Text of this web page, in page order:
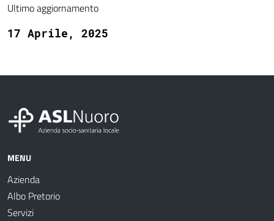
Ultimo aggiornamento
17 Aprile, 2025
MENU
Azienda
Albo Pretorio
Servizi